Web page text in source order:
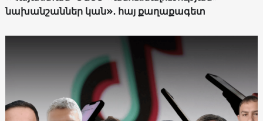
նախանշաններ կան»․ հայ քաղաքագետ